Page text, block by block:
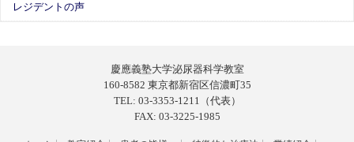
レジデントの声
慶應義塾大学泌尿器科学教室
160-8582 東京都新宿区信濃町35
TEL: 03-3353-1211（代表）
FAX: 03-3225-1985